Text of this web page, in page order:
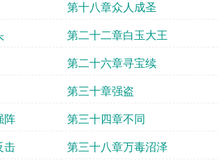
第十八章众人成圣
第二十二章白玉大王
第二十六章寻宝续
第三十章强盗
阵
第三十四章不同
击
第三十八章万毒沼泽